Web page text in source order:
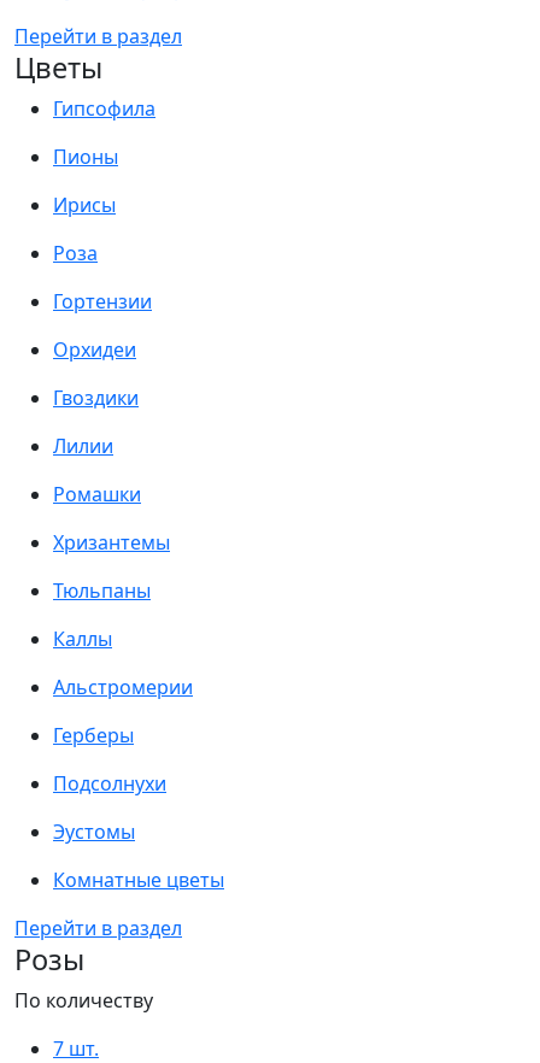
Перейти в раздел
Цветы
Гипсофила
Пионы
Ирисы
Роза
Гортензии
Орхидеи
Гвоздики
Лилии
Ромашки
Хризантемы
Тюльпаны
Каллы
Альстромерии
Герберы
Подсолнухи
Эустомы
Комнатные цветы
Перейти в раздел
Розы
По количеству
7 шт.